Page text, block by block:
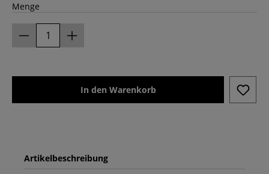
Menge
In den Warenkorb
Artikelbeschreibung